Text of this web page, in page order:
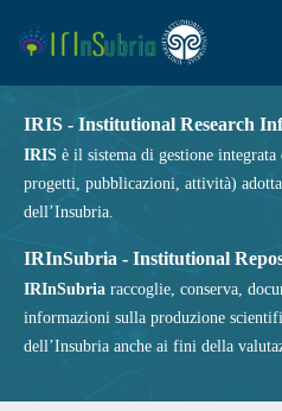
IRIS - Institutional Research
IRIS è il sistema di gestione
progetti, pubblicazioni, attività)
dell’Insubria.
IRInSubria - Institutional
IRInSubria raccoglie, conserva,
informazioni sulla produzione
dell’Insubria anche ai fini della